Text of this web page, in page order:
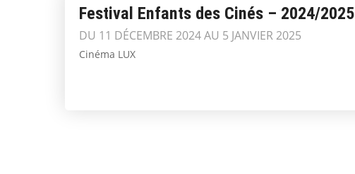
Festival Enfants des Cinés – 2024/2025
DU 11 DÉCEMBRE 2024 AU 5 JANVIER 2025
Cinéma LUX